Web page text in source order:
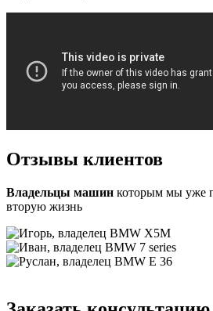
Отзывы клиентов
Владельцы машин которым мы уже
вторую жизнь